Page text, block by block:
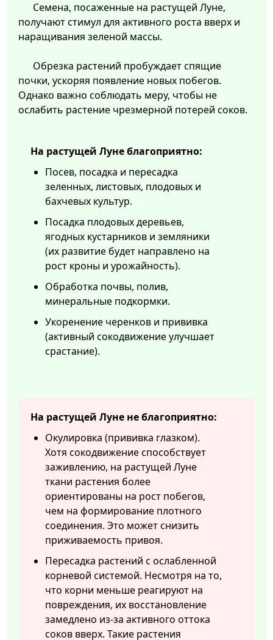
Семена, посаженные на растущей Луне,
получают стимул для активного роста вверх и
наращивания зеленой массы.
Обрезка растений пробуждает спящие
почки, ускоряя появление новых побегов.
Однако важно соблюдать меру, чтобы не
ослабить растение чрезмерной потерей соков.
На растущей Луне благоприятно:
Посев, посадка и пересадка
зеленных, листовых, плодовых и
бахчевых культур.
Посадка плодовых деревьев,
ягодных кустарников и земляники
(их развитие будет направлено на
рост кроны и урожайность).
Обработка почвы, полив,
минеральные подкормки.
Укоренение черенков и прививка
(активный сокодвижение улучшает
срастание).
На растущей Луне не благоприятно:
Окулировка (прививка глазком).
Хотя сокодвижение способствует
заживлению, на растущей Луне
ткани растения более
ориентированы на рост побегов,
чем на формирование плотного
соединения. Это может снизить
приживаемость привоя.
Пересадка растений с ослабленной
корневой системой. Несмотря на то,
что корни меньше реагируют на
повреждения, их восстановление
замедлено из-за активного оттока
соков вверх. Такие растения